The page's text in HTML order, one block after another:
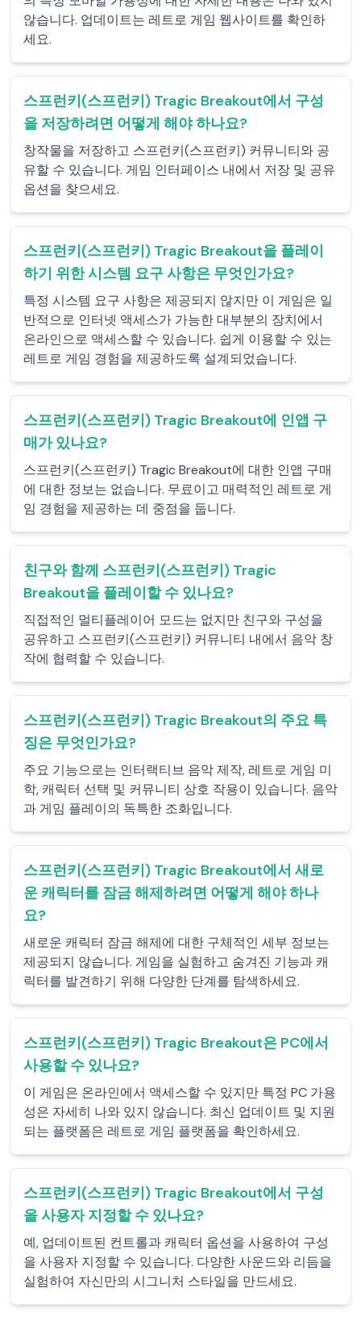
않습니다. 업데이트는 레트로 게임 웹사이트를 확인하
세요.
스프런키(스프런키) Tragic Breakout에서 구성
을 저장하려면 어떻게 해야 하나요?
창작물을 저장하고 스프런키(스프런키) 커뮤니티와 공
유할 수 있습니다. 게임 인터페이스 내에서 저장 및 공유
옵션을 찾으세요.
스프런키(스프런키) Tragic Breakout을 플레이
하기 위한 시스템 요구 사항은 무엇인가요?
특정 시스템 요구 사항은 제공되지 않지만 이 게임은 일
반적으로 인터넷 액세스가 가능한 대부분의 장치에서
온라인으로 액세스할 수 있습니다. 쉽게 이용할 수 있는
레트로 게임 경험을 제공하도록 설계되었습니다.
스프런키(스프런키) Tragic Breakout에 인앱 구
매가 있나요?
스프런키(스프런키) Tragic Breakout에 대한 인앱 구매
에 대한 정보는 없습니다. 무료이고 매력적인 레트로 게
임 경험을 제공하는 데 중점을 둡니다.
친구와 함께 스프런키(스프런키) Tragic
Breakout을 플레이할 수 있나요?
직접적인 멀티플레이어 모드는 없지만 친구와 구성을
공유하고 스프런키(스프런키) 커뮤니티 내에서 음악 창
작에 협력할 수 있습니다.
스프런키(스프런키) Tragic Breakout의 주요 특
징은 무엇인가요?
주요 기능으로는 인터랙티브 음악 제작, 레트로 게임 미
학, 캐릭터 선택 및 커뮤니티 상호 작용이 있습니다. 음악
과 게임 플레이의 독특한 조화입니다.
스프런키(스프런키) Tragic Breakout에서 새로
운 캐릭터를 잠금 해제하려면 어떻게 해야 하나
요?
새로운 캐릭터 잠금 해제에 대한 구체적인 세부 정보는
제공되지 않습니다. 게임을 실험하고 숨겨진 기능과 캐
릭터를 발견하기 위해 다양한 단계를 탐색하세요.
스프런키(스프런키) Tragic Breakout은 PC에서
사용할 수 있나요?
이 게임은 온라인에서 액세스할 수 있지만 특정 PC 가용
성은 자세히 나와 있지 않습니다. 최신 업데이트 및 지원
되는 플랫폼은 레트로 게임 플랫폼을 확인하세요.
스프런키(스프런키) Tragic Breakout에서 구성
을 사용자 지정할 수 있나요?
예, 업데이트된 컨트롤과 캐릭터 옵션을 사용하여 구성
을 사용자 지정할 수 있습니다. 다양한 사운드와 리듬을
실험하여 자신만의 시그니처 스타일을 만드세요.